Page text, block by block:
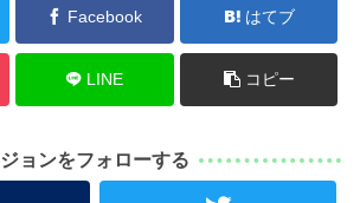
Facebook はてブ
LINE コピー
ジョンをフォローする